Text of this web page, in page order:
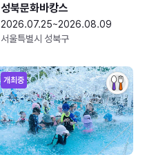
성북문화바캉스
2026.07.25~2026.08.09
서울특별시 성북구
개최중